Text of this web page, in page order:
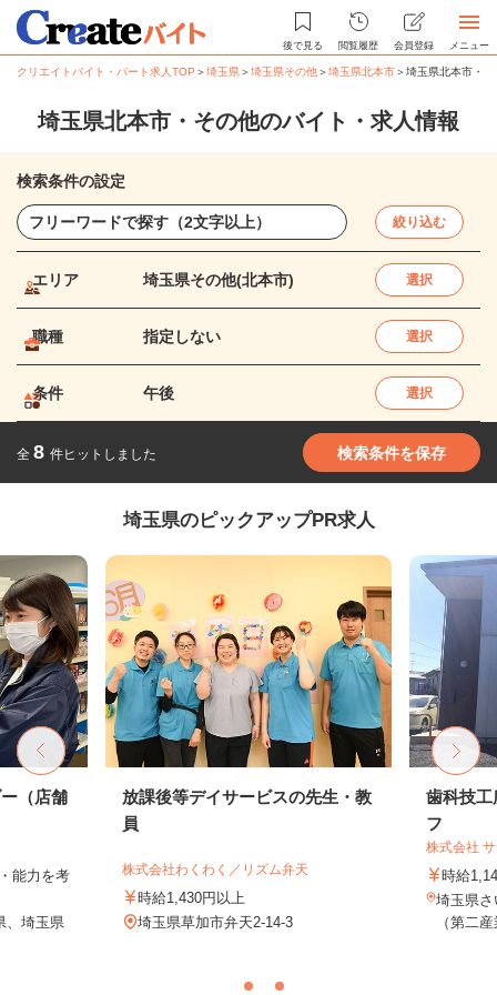
後で見る 閲覧履歴 会員登録 メニュー
クリエイトバイト・パート求人TOP ＞埼玉県＞埼玉県その他＞埼玉県北本市＞埼玉県北本市・
埼玉県北本市・その他のバイト・求人情報
検索条件の設定
絞り込む
エリア 埼玉県その他(北本市) 選択
職種 指定しない 選択
条件 午後 選択
全 8 件ヒットしました 検索条件を保存
埼玉県のピックアップPR求人
（店舗
能力を考
、埼玉県
放課後等デイサービスの先生・教
員
株式会社わくわく／リズム弁天
時給1,430円以上
埼玉県草加市弁天2-14-3
歯科技工
フ
株式会社
時給
埼玉県さ
（第二